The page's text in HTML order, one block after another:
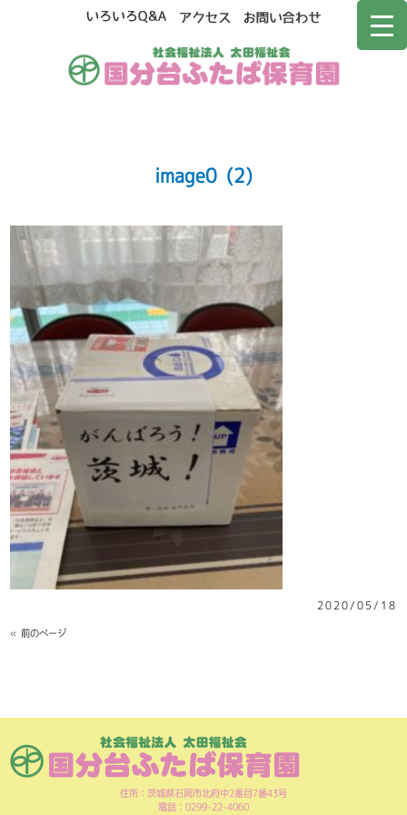
image0 (2)
2020/05/18
« 前のページ
住所：茨城県石岡市北府中2番目7番43号
電話：0299-22-4060